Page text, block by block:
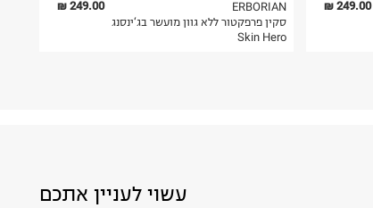
249.00 ₪
ERBORIAN
Skin Hero
249.00 ₪
עשוי לעניין אתכם